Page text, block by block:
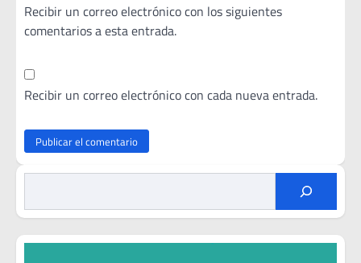
Recibir un correo electrónico con los siguientes
comentarios a esta entrada.
Recibir un correo electrónico con cada nueva entrada.